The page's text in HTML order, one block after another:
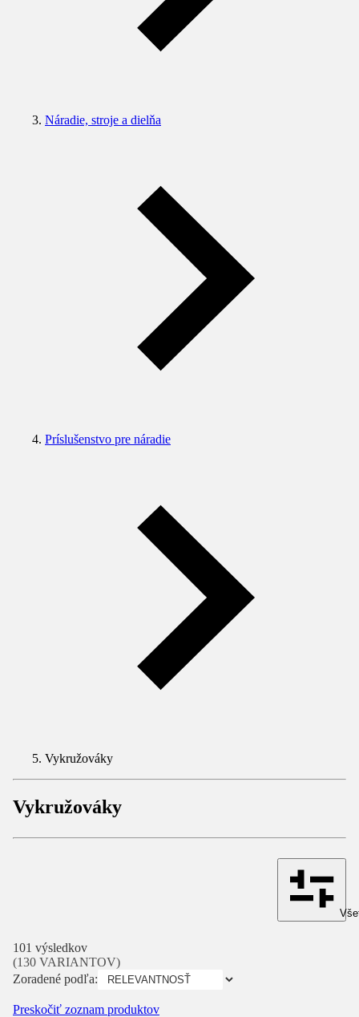
Náradie, stroje a dielňa
Príslušenstvo pre náradie
Vykružováky
Vykružováky
101 výsledkov
(130 VARIANTOV)
Zoradené podľa:
Preskočiť zoznam produktov